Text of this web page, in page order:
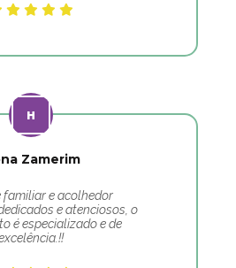
Zamerim
familiar e acolhedor
e atenciosos, o
é especializado e de